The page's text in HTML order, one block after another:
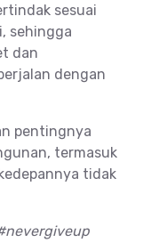
sesuai
sehingga
dan
dengan
pentingnya
termasuk
tidak